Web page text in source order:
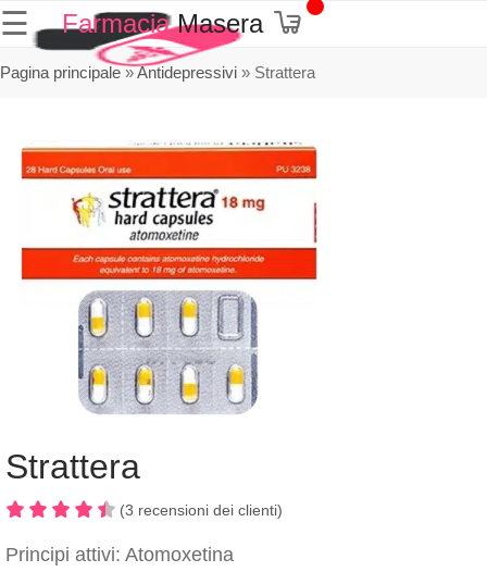
☰ FarmaciaMasera
Pagina principale»Antidepressivi » Strattera
Strattera
(3 recensioni dei clienti)
Principi attivi: Atomoxetina